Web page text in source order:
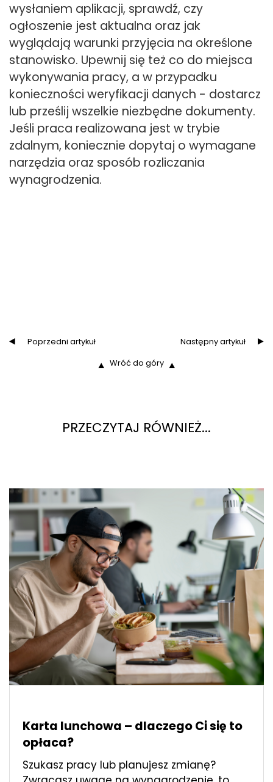
wysłaniem aplikacji, sprawdź, czy
ogłoszenie jest aktualna oraz jak
wyglądają warunki przyjęcia na określone
stanowisko. Upewnij się też co do miejsca
wykonywania pracy, a w przypadku
konieczności weryfikacji danych - dostarcz
lub prześlij wszelkie niezbędne dokumenty.
Jeśli praca realizowana jest w trybie
zdalnym, koniecznie dopytaj o wymagane
narzędzia oraz sposób rozliczania
wynagrodzenia.
Poprzedni artykuł
Następny artykuł
Wróć do góry
PRZECZYTAJ RÓWNIEŻ...
Karta lunchowa – dlaczego Ci się to
opłaca?
Szukasz pracy lub planujesz zmianę?